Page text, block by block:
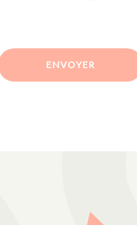
ENVOYER